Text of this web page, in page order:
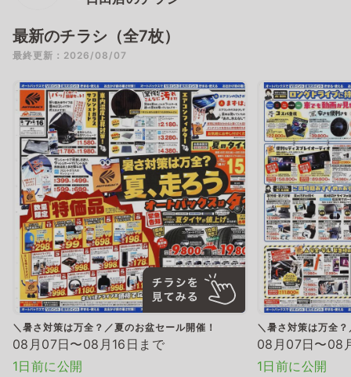
最新のチラシ（全7枚）
最終更新：2026/08/07
＼暑さ対策は万全？／夏のお盆セール開催！
08月07日〜08月16日まで
1日前に公開
＼暑さ対策は万全
08月07日〜08
1日前に公開